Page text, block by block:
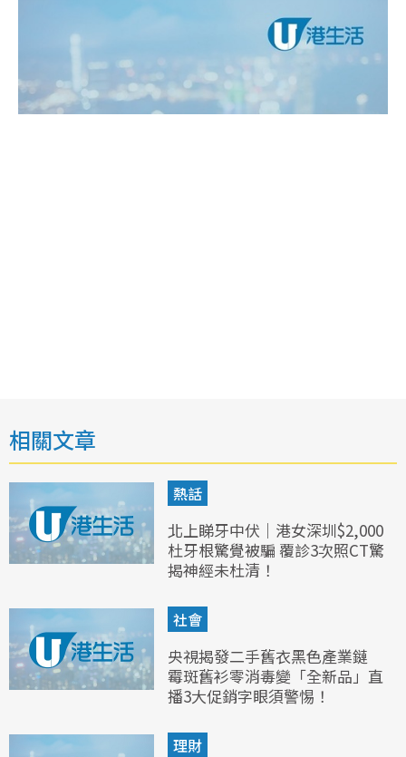
相關文章
熱話
北上睇牙中伏｜港女深圳$2,000
杜牙根驚覺被騙 覆診3次照CT驚
揭神經未杜清！
社會
央視揭發二手舊衣黑色產業鏈
霉斑舊衫零消毒變「全新品」直
播3大促銷字眼須警惕！
理財